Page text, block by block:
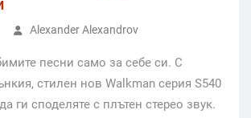
Alexander Alexandrov
песни само за себе си. С
стилен нов Walkman серия S540
ги споделяте с плътен стерео звук.